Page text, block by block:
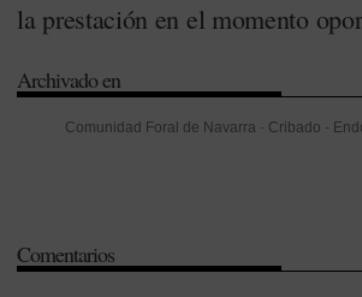
la prestación en el momento
Archivado en
Comunidad Foral de Navarra - Cribado -
Comentarios